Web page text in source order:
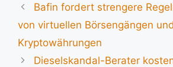
Bafin fordert strengere
von virtuellen Börsengängen und
Kryptowährungen
Dieselskandal-Berater